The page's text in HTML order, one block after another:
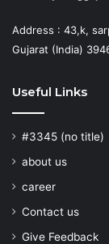
Address : 43,k,
Gujarat (India)
Useful Links
#3345 (no title)
about us
career
Contact us
Give Feedback